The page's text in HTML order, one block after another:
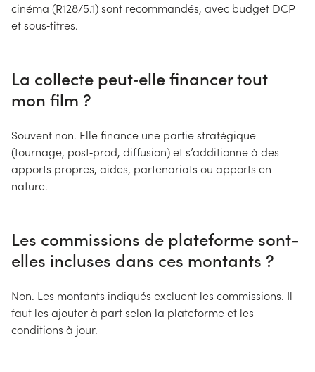
cinéma (R128/5.1) sont recommandés, avec budget DCP
et sous‑titres.
La collecte peut‑elle financer tout
mon film ?
Souvent non. Elle finance une partie stratégique
(tournage, post‑prod, diffusion) et s’additionne à des
apports propres, aides, partenariats ou apports en
nature.
Les commissions de plateforme sont-
elles incluses dans ces montants ?
Non. Les montants indiqués excluent les commissions. Il
faut les ajouter à part selon la plateforme et les
conditions à jour.